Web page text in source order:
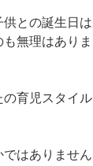
との誕生日は
無理はありま
育児スタイル
はありません